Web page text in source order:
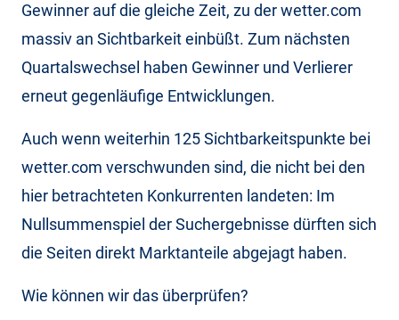
Gewinner auf die gleiche Zeit, zu der wetter.com
massiv an Sichtbarkeit einbüßt. Zum nächsten
Quartalswechsel haben Gewinner und Verlierer
erneut gegenläufige Entwicklungen.
Auch wenn weiterhin 125 Sichtbarkeitspunkte bei
wetter.com verschwunden sind, die nicht bei den
hier betrachteten Konkurrenten landeten: Im
Nullsummenspiel der Suchergebnisse dürften sich
die Seiten direkt Marktanteile abgejagt haben.
Wie können wir das überprüfen?